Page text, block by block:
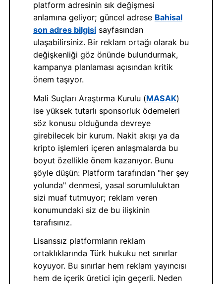
platform adresinin sık değişmesi
anlamına geliyor; güncel adrese Bahisal
son adres bilgisisayfasından
ulaşabilirsiniz. Bir reklam ortağı olarak bu
değişkenliği göz önünde bulundurmak,
kampanya planlaması açısından kritik
önem taşıyor.
Mali Suçları Araştırma Kurulu (MASAK)
ise yüksek tutarlı sponsorluk ödemeleri
söz konusu olduğunda devreye
girebilecek bir kurum. Nakit akışı ya da
kripto işlemleri içeren anlaşmalarda bu
boyut özellikle önem kazanıyor. Bunu
şöyle düşün: Platform tarafından "her şey
yolunda" denmesi, yasal sorumluluktan
sizi muaf tutmuyor; reklam veren
konumundaki siz de bu ilişkinin
tarafısınız.
Lisanssız platformların reklam
ortaklıklarında Türk hukuku net sınırlar
koyuyor. Bu sınırlar hem reklam yayıncısı
hem de içerik üretici için geçerli. Neden